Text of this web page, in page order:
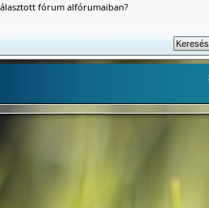
fórum alfórumaiban?